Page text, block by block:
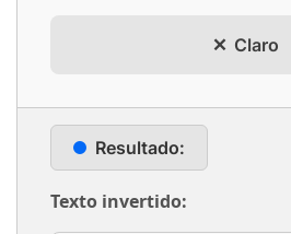
Claro
Resultado:
Texto invertido: